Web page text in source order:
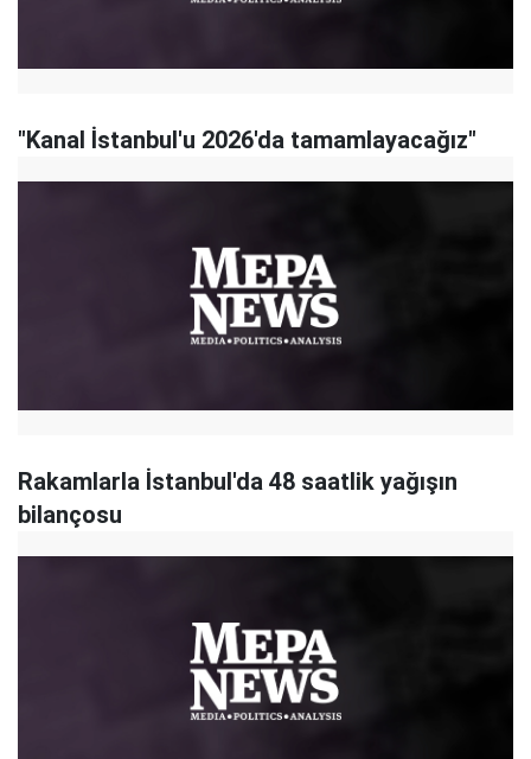
"Kanal İstanbul'u 2026'da tamamlayacağız"
Rakamlarla İstanbul'da 48 saatlik yağışın
bilançosu